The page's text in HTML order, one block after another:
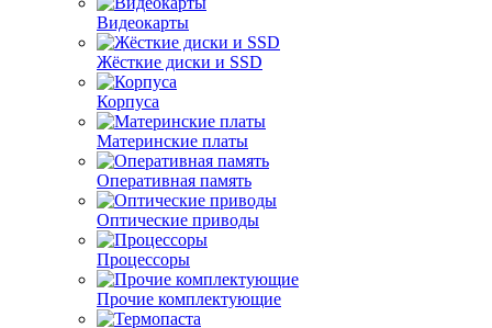
Видеокарты
Жёсткие диски и SSD
Корпуса
Материнские платы
Оперативная память
Оптические приводы
Процессоры
Прочие комплектующие